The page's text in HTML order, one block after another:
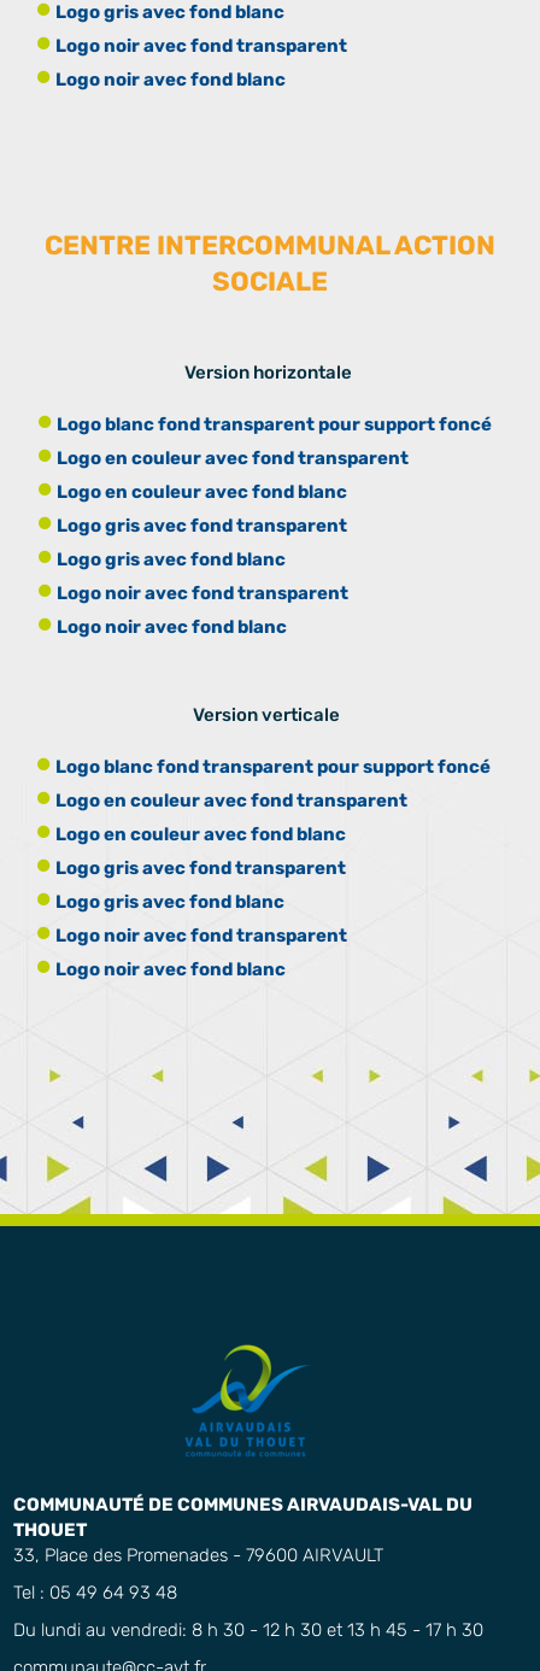
Logo gris avec fond blanc
Logo noir avec fond transparent
Logo noir avec fond blanc
CENTRE INTERCOMMUNAL ACTION
SOCIALE
Version horizontale
Logo blanc fond transparent pour support foncé
Logo en couleur avec fond transparent
Logo en couleur avec fond blanc
Logo gris avec fond transparent
Logo gris avec fond blanc
Logo noir avec fond transparent
Logo noir avec fond blanc
Version verticale
Logo blanc fond transparent pour support foncé
Logo en couleur avec fond transparent
Logo en couleur avec fond blanc
Logo gris avec fond transparent
Logo gris avec fond blanc
Logo noir avec fond transparent
Logo noir avec fond blanc
COMMUNAUTÉ DE COMMUNES AIRVAUDAIS-VAL DU
THOUET
33, Place des Promenades - 79600 AIRVAULT
Tel : 05 49 64 93 48
Du lundi au vendredi: 8 h 30 - 12 h 30 et 13 h 45 - 17 h 30